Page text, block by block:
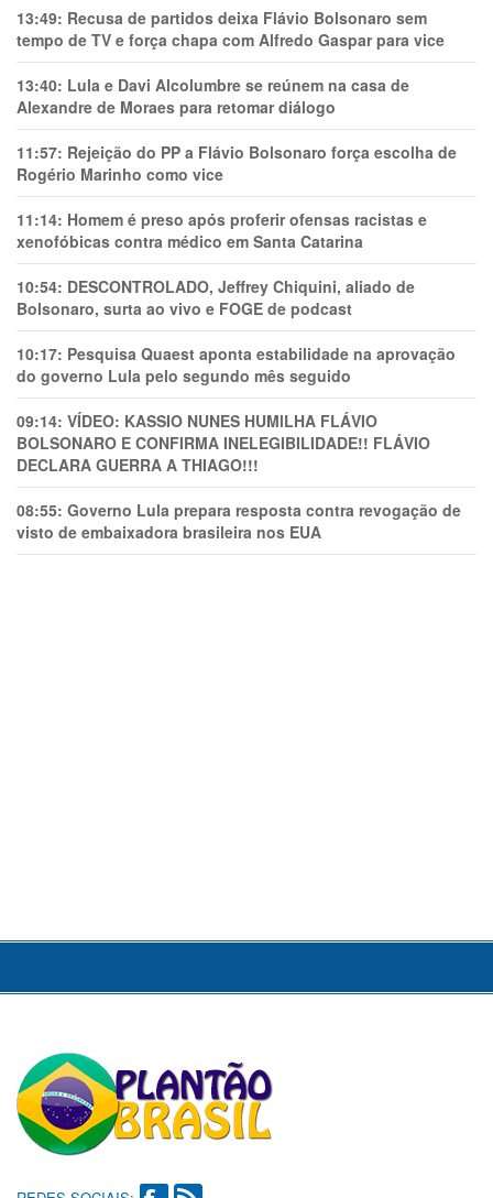
13:49: Recusa de partidos deixa Flávio Bolsonaro sem
tempo de TV e força chapa com Alfredo Gaspar para vice
13:40: Lula e Davi Alcolumbre se reúnem na casa de
Alexandre de Moraes para retomar diálogo
11:57: Rejeição do PP a Flávio Bolsonaro força escolha de
Rogério Marinho como vice
11:14: Homem é preso após proferir ofensas racistas e
xenofóbicas contra médico em Santa Catarina
10:54: DESCONTROLADO, Jeffrey Chiquini, aliado de
Bolsonaro, surta ao vivo e FOGE de podcast
10:17: Pesquisa Quaest aponta estabilidade na aprovação
do governo Lula pelo segundo mês seguido
09:14: VÍDEO: KASSIO NUNES HUMlLHA FLÁVIO
BOLSONARO E CONFIRMA INELEGIBILIDADE!! FLÁVIO
DECLARA GUERRA A THIAGO!!!
08:55: Governo Lula prepara resposta contra revogação de
visto de embaixadora brasileira nos EUA